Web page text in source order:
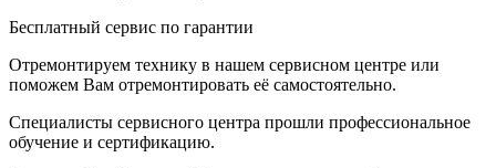
Бесплатный сервис по гарантии
Отремонтируем технику в нашем сервисном центре или
поможем Вам отремонтировать её самостоятельно.
Специалисты сервисного центра прошли профессиональное
обучение и сертификацию.